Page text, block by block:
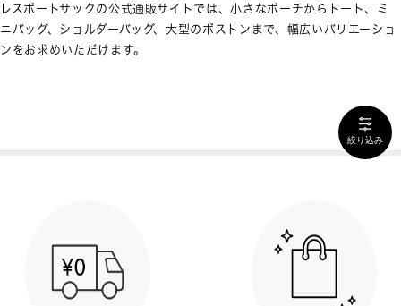
レスポートサックの公式通販サイトでは、小さなポーチからトート、ミ
ニバッグ、ショルダーバッグ、大型のボストンまで、幅広いバリエーショ
ンをお求めいただけます。
絞り込み